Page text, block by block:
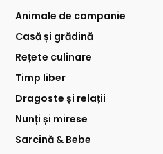
Animale de companie
Casă și grădină
Rețete culinare
Timp liber
Dragoste și relații
Nunți și mirese
Sarcină & Bebe